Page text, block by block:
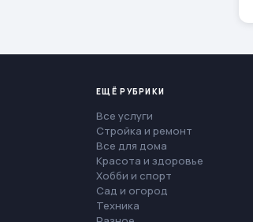
ЕЩЁ РУБРИКИ
Все услуги
Стройка и ремонт
Все для дома
Красота и здоровье
Хобби и спорт
Сад и огород
Техника